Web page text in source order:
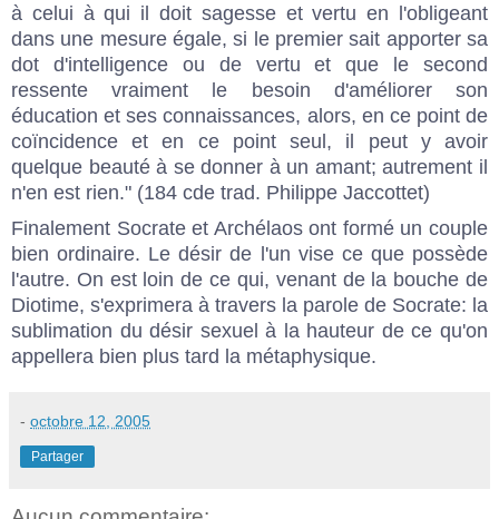
à celui à qui il doit sagesse et vertu en l'obligeant
dans une mesure égale, si le premier sait apporter sa
dot d'intelligence ou de vertu et que le second
ressente vraiment le besoin d'améliorer son
éducation et ses connaissances, alors, en ce point de
coïncidence et en ce point seul, il peut y avoir
quelque beauté à se donner à un amant; autrement il
n'en est rien." (184 cde trad. Philippe Jaccottet)
Finalement Socrate et Archélaos ont formé un couple
bien ordinaire. Le désir de l'un vise ce que possède
l'autre. On est loin de ce qui, venant de la bouche de
Diotime, s'exprimera à travers la parole de Socrate: la
sublimation du désir sexuel à la hauteur de ce qu'on
appellera bien plus tard la métaphysique.
- octobre 12, 2005
Partager